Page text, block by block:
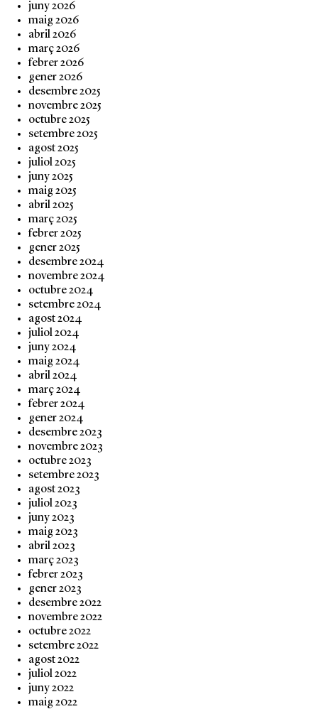
juny 2026
maig 2026
abril 2026
març 2026
febrer 2026
gener 2026
desembre 2025
novembre 2025
octubre 2025
setembre 2025
agost 2025
juliol 2025
juny 2025
maig 2025
abril 2025
març 2025
febrer 2025
gener 2025
desembre 2024
novembre 2024
octubre 2024
setembre 2024
agost 2024
juliol 2024
juny 2024
maig 2024
abril 2024
març 2024
febrer 2024
gener 2024
desembre 2023
novembre 2023
octubre 2023
setembre 2023
agost 2023
juliol 2023
juny 2023
maig 2023
abril 2023
març 2023
febrer 2023
gener 2023
desembre 2022
novembre 2022
octubre 2022
setembre 2022
agost 2022
juliol 2022
juny 2022
maig 2022